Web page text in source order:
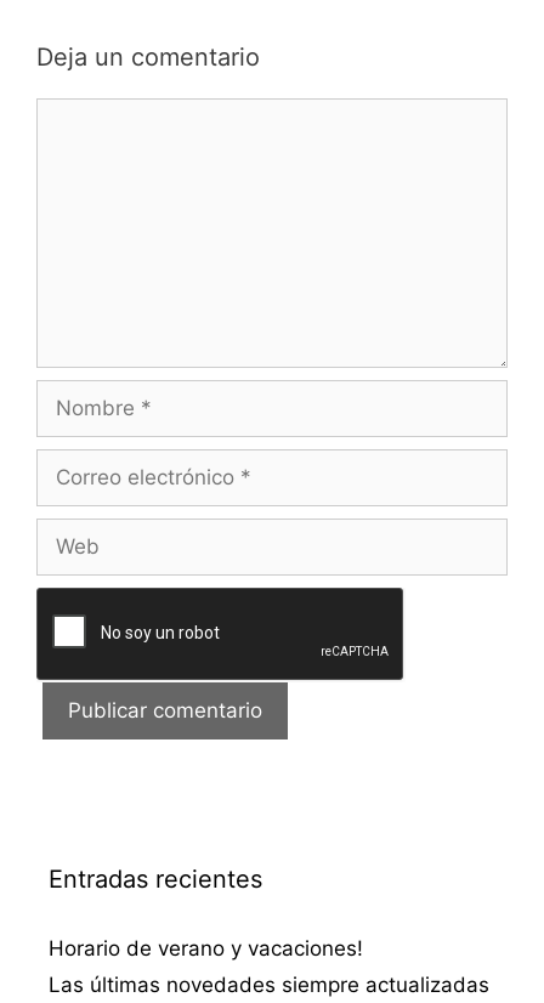
Deja un comentario
Nombre
Correo
Web
Entradas recientes
Horario de verano y vacaciones!
Las últimas novedades siempre actualizadas